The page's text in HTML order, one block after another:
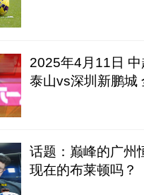
2025年4月11日
泰山vs深圳新鹏城
话题：巅峰的广州
现在的布莱顿吗？